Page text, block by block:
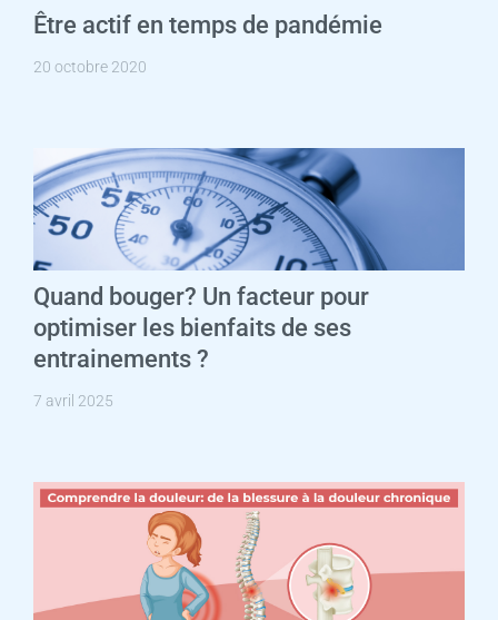
Être actif en temps de pandémie
20 octobre 2020
Quand bouger? Un facteur pour
optimiser les bienfaits de ses
entrainements ?
7 avril 2025